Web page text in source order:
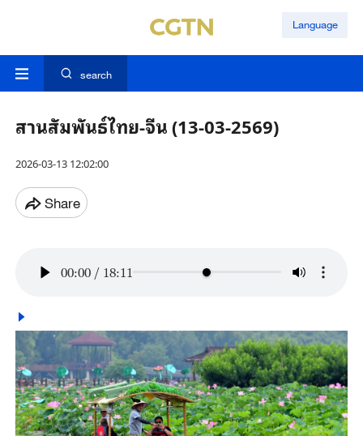
Language
search
สานสัมพันธ์ไทย-จีน (13-03-2569)
2026-03-13 12:02:00
Share
00:00 / 18:11